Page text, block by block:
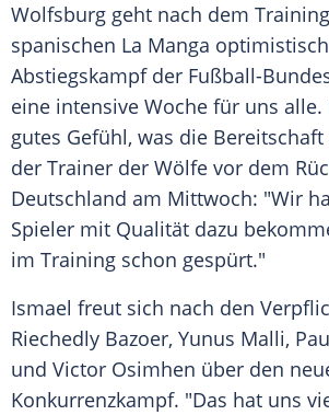
Wolfsburg geht nach dem
spanischen La Manga
Abstiegskampfder Fußball-
eine intensive Woche für uns alle.
gutes Gefühl, was die
der Trainer der Wölfe vor dem
Deutschland am Mittwoch: "Wir
Spieler mit Qualität dazu
im Training schon gespürt."
Ismael freut sich nach den
Riechedly Bazoer, Yunus Malli,
und Victor Osimhen über den
Konkurrenzkampf. "Das hat uns